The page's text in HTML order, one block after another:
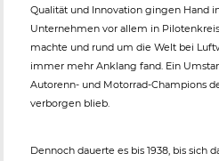
Qualität und Innovation gingen Hand
Unternehmen vor allem in
machte und rund um die Welt bei
immer mehr Anklang fand. Ein
Autorenn- und Motorrad-Champions
verborgen blieb.
Dennoch dauerte es bis 1938, bis sich